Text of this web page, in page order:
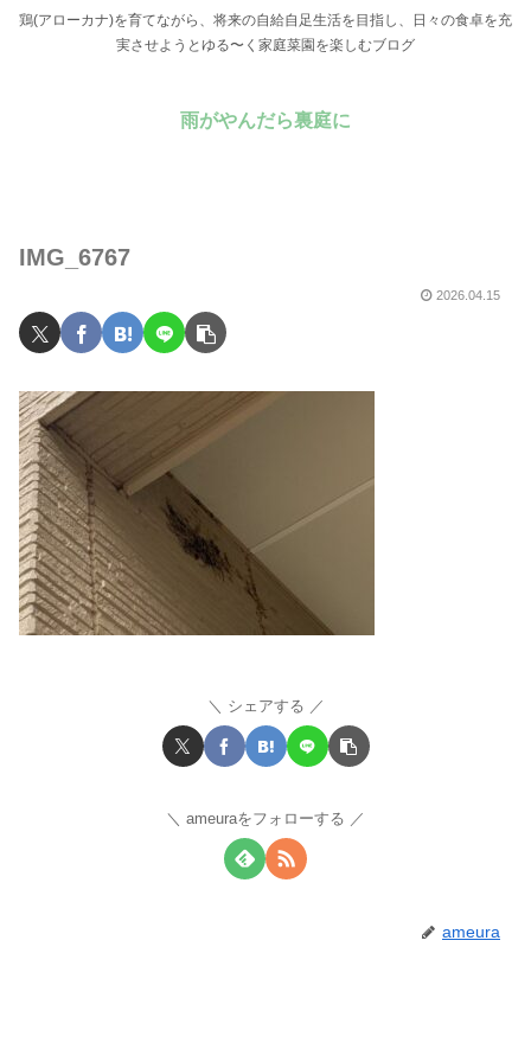
鶏(アローカナ)を育てながら、将来の自給自足生活を目指し、日々の食卓を充
実させようとゆる〜く家庭菜園を楽しむブログ
雨がやんだら裏庭に
IMG_6767
2026.04.15
シェアする
ameuraをフォローする
ameura